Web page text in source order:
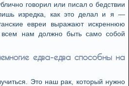
говорил или писал о бедствии
изредка, как это делал и я —
евреи выражают искреннюю
всем нам должно быть само собой
едва-едва способны на
Это наш рак, который нужно